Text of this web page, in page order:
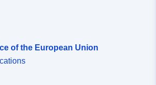
of the European Union